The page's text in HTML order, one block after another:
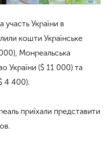
України в
кошти Українське
Монреальська
України ($ 11 000) та
4 400).
приїхали представити